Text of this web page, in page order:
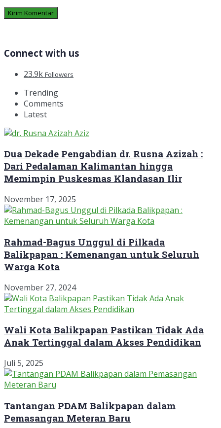
Connect with us
23.9k Followers
Trending
Comments
Latest
Dua Dekade Pengabdian dr. Rusna Azizah :
Dari Pedalaman Kalimantan hingga
Memimpin Puskesmas Klandasan Ilir
November 17, 2025
Rahmad-Bagus Unggul di Pilkada
Balikpapan : Kemenangan untuk Seluruh
Warga Kota
November 27, 2024
Wali Kota Balikpapan Pastikan Tidak Ada
Anak Tertinggal dalam Akses Pendidikan
Juli 5, 2025
Tantangan PDAM Balikpapan dalam
Pemasangan Meteran Baru